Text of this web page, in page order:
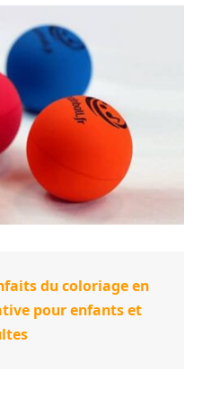
du coloriage en
pour enfants et